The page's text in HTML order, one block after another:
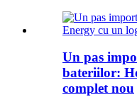
Un pas
bateriilor:
complet nou